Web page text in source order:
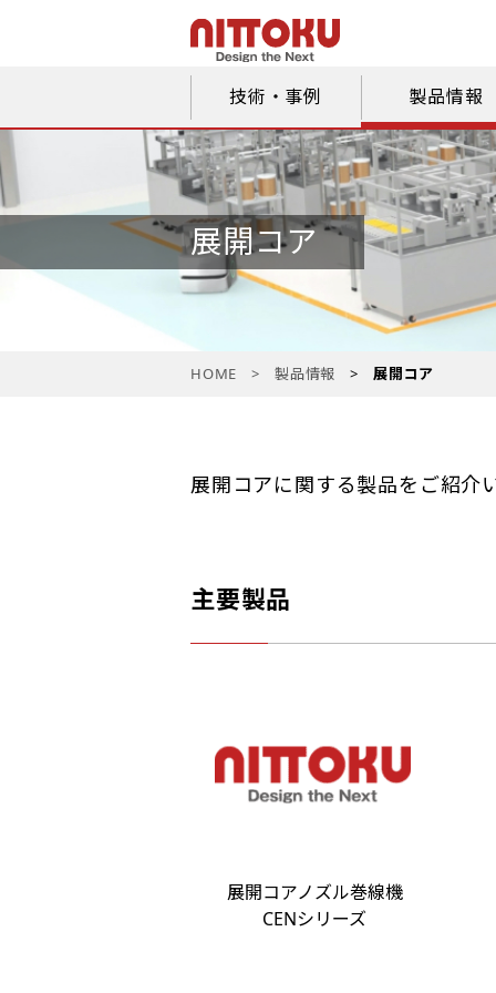
技術・事例 製品情報
展開コア
HOME 製品情報 展開コア
展開コアに関する製品をご紹介
主要製品
展開コアノズル巻線機
CENシリーズ